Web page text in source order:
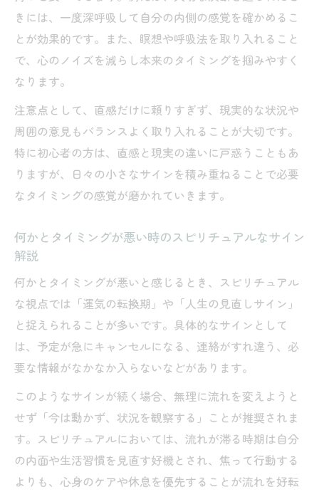
スピリチュアルでタイミングの流れに乗る
実践法
タイミングが悪い時期を好転させるスピリ
タイミングが合う瞬間を引き寄せるスピリ
チュアル活用法
スピリチュアルなサインを日常で見逃さな
いポイント
タイミングが合わない時も味方にするスピ
きには、一度深呼吸して自分の内側の感覚を確かめるこ
とが効果的です。また、瞑想や呼吸法を取り入れること
で、心のノイズを減らし本来のタイミングを掴みやすく
なります。
注意点として、直感だけに頼りすぎず、現実的な状況や
周囲の意見もバランスよく取り入れることが大切です。
特に初心者の方は、直感と現実の違いに戸惑うこともあ
りますが、日々の小さなサインを積み重ねることで必要
なタイミングの感覚が磨かれていきます。
何かとタイミングが悪い時のスピリチュアルなサイン
解説
何かとタイミングが悪いと感じるとき、スピリチュアル
な視点では「運気の転換期」や「人生の見直しサイン」
と捉えられることが多いです。具体的なサインとして
は、予定が急にキャンセルになる、連絡がすれ違う、必
要な情報がなかなか入らないなどがあります。
このようなサインが続く場合、無理に流れを変えようと
せず「今は動かず、状況を観察する」ことが推奨されま
す。スピリチュアルにおいては、流れが滞る時期は自分
の内面や生活習慣を見直す好機とされ、焦って行動する
よりも、心身のケアや休息を優先することが流れを好転